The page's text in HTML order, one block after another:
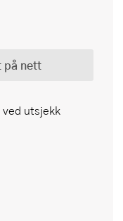
på nett
utsjekk